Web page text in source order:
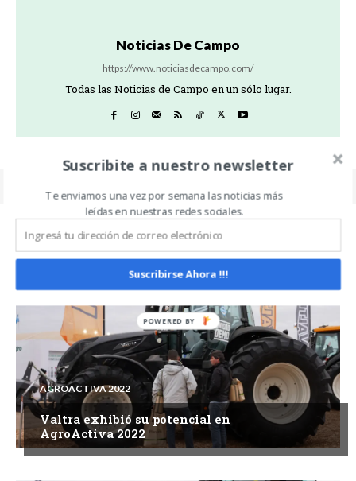
Noticias De Campo
https://www.noticiasdecampo.com/
Todas las Noticias de Campo en un sólo lugar.
Related Articles
AGROACTIVA 2022
Valtra exhibió su potencial en
AgroActiva 2022
Suscribite a nuestro newsletter
Te enviamos una vez por semana las noticias más
leídas en nuestras redes sociales.
Suscribirse Ahora !!!